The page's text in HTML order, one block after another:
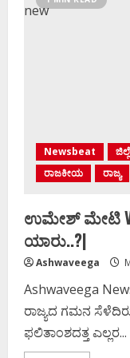
DCM
Newsbeat ಜಿಲ್ಲೆ
ರಾಜಕೀಯ
ರಾಜ್ಯ
ಉಮೇಶ್‌ ಮೇಟಿ
ಯಾರು..?|
Ashwaveega
Ashwaveega
ರಾಜ್ಯದ ಗಮನ
ಫಲಿತಾಂಶದತ್ತ ಎಲ್ಲರ...